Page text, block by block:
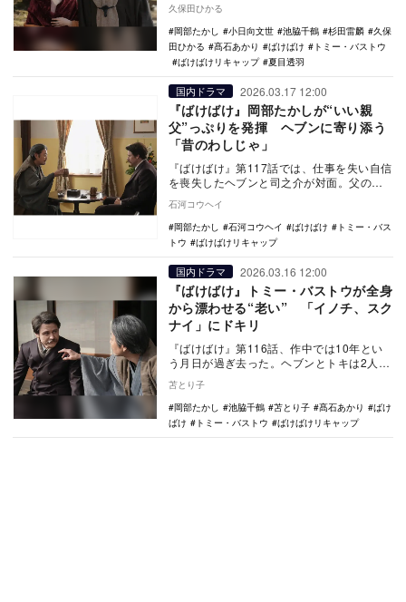
状を打破しよう…
久保田ひかる
岡部たかし
小日向文世 池脇千鶴 杉田雷麟
久保
田ひかる
髙石あかり ばけばけ
トミー・バストウ
ばけばけリキャップ
夏目透羽
国内ドラマ 2026.03.17 12:00
『ばけばけ』岡部たかしが“いい親
父”っぷりを発揮 ヘブンに寄り添う
「昔のわしじゃ」
『ばけばけ』第117話では、仕事を失い自信
を喪失したヘブンと司之介が対面。父の過
える“父と…
石河コウヘイ
岡部たかし
石河コウヘイ ばけばけ
トミー・バス
トウ
ばけばけリキャップ
国内ドラマ 2026.03.16 12:00
『ばけばけ』トミー・バストウが全身
から漂わせる“老い” 「イノチ、スク
ナイ」にドキリ
『ばけばけ』第116話、作中では10年とい
う月日が過ぎ去った。ヘブンとトキは2人目
いで…
苫とり子
岡部たかし
池脇千鶴 苫とり子 髙石あかり
ばけ
ばけ
トミー・バストウ ばけばけリキャップ